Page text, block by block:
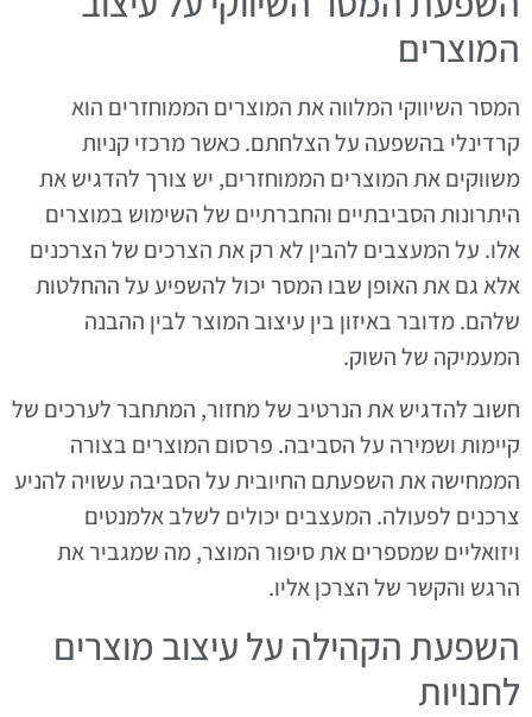
המוצרים
המסר השיווקי המלווה את המוצרים הממוחזרים הוא
קרדינלי בהשפעה על הצלחתם. כאשר מרכזי קניות
משווקים את המוצרים הממוחזרים, יש צורך להדגיש את
היתרונות הסביבתיים והחברתיים של השימוש במוצרים
אלו. על המעצבים להבין לא רק את הצרכים של הצרכנים
אלא גם את האופן שבו המסר יכול להשפיע על ההחלטות
שלהם. מדובר באיזון בין עיצוב המוצר לבין ההבנה
המעמיקה של השוק.
חשוב להדגיש את הנרטיב של מחזור, המתחבר לערכים של
קיימות ושמירה על הסביבה. פרסום המוצרים בצורה
הממחישה את השפעתם החיובית על הסביבה עשויה להניע
צרכנים לפעולה. המעצבים יכולים לשלב אלמנטים
ויזואליים שמספרים את סיפור המוצר, מה שמגביר את
הרגש והקשר של הצרכן אליו.
השפעת הקהילה על עיצוב מוצרים
לחנויות